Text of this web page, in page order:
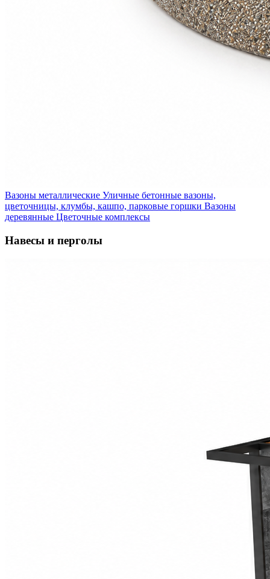
Вазоны металлические Уличные бетонные вазоны,
цветочницы, клумбы, кашпо, парковые горшки Вазоны
деревянные Цветочные комплексы
Навесы и перголы